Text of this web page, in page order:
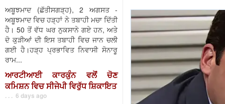
ਅਬੂਝਮਾਦ (ਛੱਤੀਸਗੜ੍ਹ), 2 ਅਗਸਤ -
ਅਬੂਝਮਾਦ ਵਿਚ ਹੜ੍ਹਾਂ ਨੇ ਤਬਾਹੀ ਮਚਾ ਦਿੱਤੀ
ਹੈ। 50 ਤੋਂ ਵੱਧ ਘਰ ਨੁਕਸਾਨੇ ਗਏ ਹਨ, ਅਤੇ
ਦੋ ਕੁੜੀਆਂ ਦੀ ਇਸ ਤਬਾਹੀ ਵਿਚ ਜਾਨ ਚਲੀ
ਗਈ ਹੈ।ਹੜ੍ਹ ਪ੍ਰਭਾਵਿਤ ਨਿਵਾਸੀ ਸੋਨਾਰੂ
ਰਾਮ...
ਆਰਟੀਆਈ ਕਾਰਕੁੰਨ ਵਲੋਂ ਚੋਣ
ਕਮਿਸ਼ਨ ਵਿਚ ਸੀਜੇਪੀ ਵਿਰੁੱਧ ਸ਼ਿਕਾਇਤ
. . . 6 days ago